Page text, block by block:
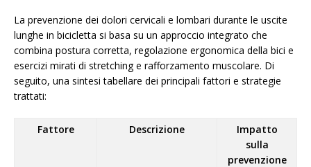
La prevenzione dei dolori cervicali e lombari durante le uscite
lunghe in bicicletta si basa su un approccio integrato che
combina postura corretta, regolazione ergonomica della bici e
esercizi mirati di stretching e rafforzamento muscolare. Di
seguito, una sintesi tabellare dei principali fattori e strategie
trattati:
Fattore Descrizione
Impatto
sulla
prevenzione